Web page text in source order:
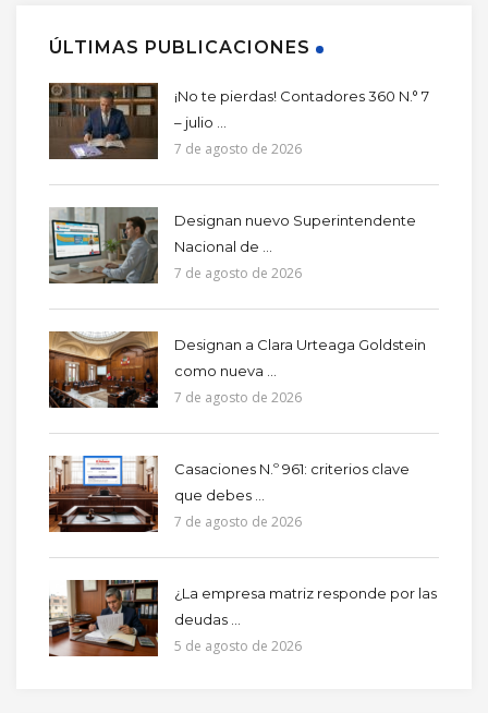
ÚLTIMAS PUBLICACIONES
¡No te pierdas! Contadores 360 N.° 7
– julio ...
7 de agosto de 2026
Designan nuevo Superintendente
Nacional de ...
7 de agosto de 2026
Designan a Clara Urteaga Goldstein
como nueva ...
7 de agosto de 2026
Casaciones N.º 961: criterios clave
que debes ...
7 de agosto de 2026
¿La empresa matriz responde por las
deudas ...
5 de agosto de 2026